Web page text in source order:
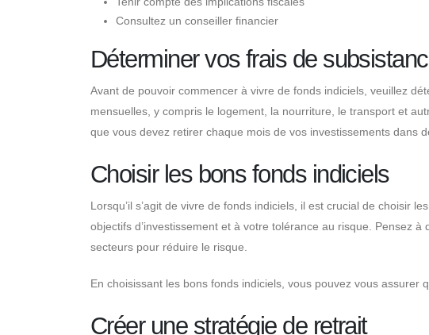
Consultez un conseiller financier
Déterminer vos frais de
Avant de pouvoir commencer à vivre de fonds indiciels, veuillez
mensuelles, y compris le logement, la nourriture, le transport et
que vous devez retirer chaque mois de vos investissements dans
Choisir les bons fonds indiciels
Lorsqu’il s’agit de vivre de fonds indiciels, il est crucial de choisir
objectifs d’investissement et à votre tolérance au risque. Pensez
secteurs pour réduire le risque.
En choisissant les bons fonds indiciels, vous pouvez vous assurer
Créer une stratégie de retrait